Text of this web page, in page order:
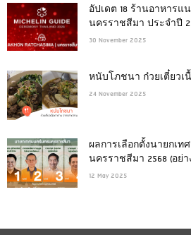
อัปเดต 18 ร้านอาหาร
นครราชสีมา ประจำปี
30 November 2025
หนับโภชนา ก๋วยเตี๋ยว
24 November 2025
ผลการเลือกตั้งนายกเ
นครราชสีมา 2568 (อย่
12 May 2025